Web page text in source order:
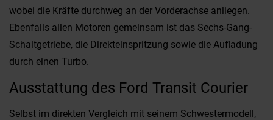
wobei die Kräfte durchweg an der Vorderachse anliegen.
Ebenfalls allen Motoren gemeinsam ist das Sechs-Gang-
Schaltgetriebe, die Direkteinspritzung sowie die Aufladung
durch einen Turbo.
Ausstattung des Ford Transit Courier
Selbst im direkten Vergleich mit seinem Schwestermodell,